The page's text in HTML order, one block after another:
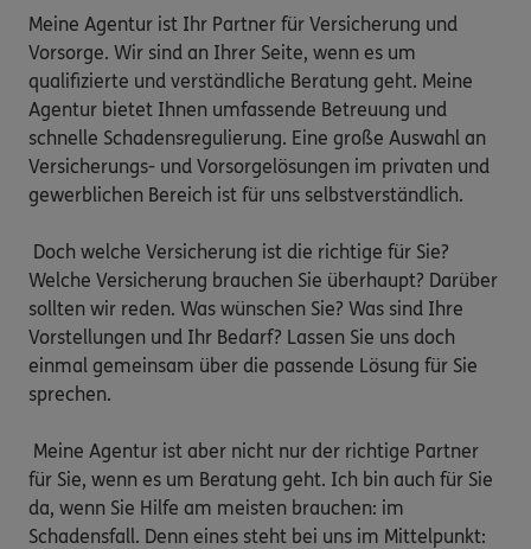
Meine Agentur ist Ihr Partner für Versicherung und
Vorsorge. Wir sind an Ihrer Seite, wenn es um
qualifizierte und verständliche Beratung geht. Meine
Agentur bietet Ihnen umfassende Betreuung und
schnelle Schadensregulierung. Eine große Auswahl an
Versicherungs- und Vorsorgelösungen im privaten und
gewerblichen Bereich ist für uns selbstverständlich.
Welche Versicherung brauchen Sie überhaupt? Darüber
sollten wir reden. Was wünschen Sie? Was sind Ihre
Vorstellungen und Ihr Bedarf? Lassen Sie uns doch
einmal gemeinsam über die passende Lösung für Sie
sprechen.
für Sie, wenn es um Beratung geht. Ich bin auch für Sie
da, wenn Sie Hilfe am meisten brauchen: im
Schadensfall. Denn eines steht bei uns im Mittelpunkt: